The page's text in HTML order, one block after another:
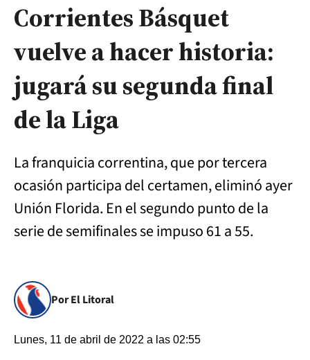
Corrientes Básquet
vuelve a hacer historia:
jugará su segunda final
de la Liga
La franquicia correntina, que por tercera
ocasión participa del certamen, eliminó ayer
Unión Florida. En el segundo punto de la
serie de semifinales se impuso 61 a 55.
Por El Litoral
Lunes, 11 de abril de 2022 a las 02:55